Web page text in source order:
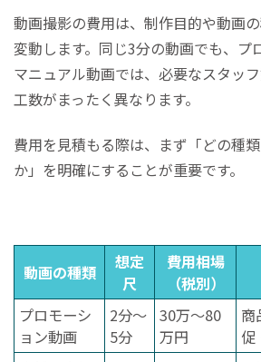
動画撮影の費用は、制作目的や動画
変動します。同じ3分の動画でも、プ
マニュアル動画では、必要なスタッ
工数がまったく異なります。
費用を見積もる際は、まず「どの種
か」を明確にすることが重要です。
動画の種類
想定
尺
費用相場
（税別）
プロモーシ
ョン動画
2分〜
5分
30万〜80
万円
商
促